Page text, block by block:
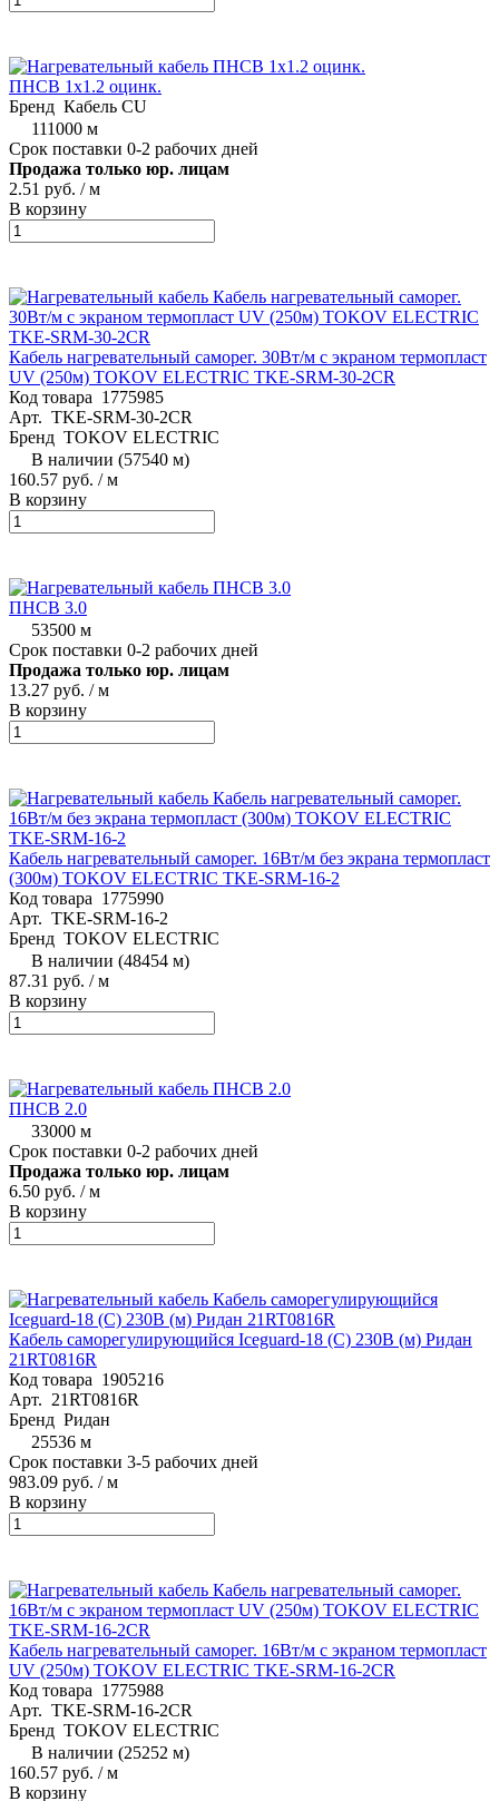
ПНСВ 1х1.2 оцинк.
Бренд Кабель CU
111000 м
Срок поставки 0-2 рабочих дней
Продажа только юр. лицам
2.51 руб. / м
В корзину
Кабель нагревательный саморег. 30Вт/м с экраном термопласт
UV (250м) TOKOV ELECTRIC TKE-SRM-30-2CR
Код товара 1775985
Арт. TKE-SRM-30-2CR
Бренд TOKOV ELECTRIC
В наличии (57540 м)
160.57 руб. / м
В корзину
ПНСВ 3.0
53500 м
Срок поставки 0-2 рабочих дней
Продажа только юр. лицам
13.27 руб. / м
В корзину
Кабель нагревательный саморег. 16Вт/м без экрана термопласт
(300м) TOKOV ELECTRIC TKE-SRM-16-2
Код товара 1775990
Арт. TKE-SRM-16-2
Бренд TOKOV ELECTRIC
В наличии (48454 м)
87.31 руб. / м
В корзину
ПНСВ 2.0
33000 м
Срок поставки 0-2 рабочих дней
Продажа только юр. лицам
6.50 руб. / м
В корзину
Кабель саморегулирующийся Iceguard-18 (С) 230В (м) Ридан
21RT0816R
Код товара 1905216
Арт. 21RT0816R
Бренд Ридан
25536 м
Срок поставки 3-5 рабочих дней
983.09 руб. / м
В корзину
Кабель нагревательный саморег. 16Вт/м с экраном термопласт
UV (250м) TOKOV ELECTRIC TKE-SRM-16-2CR
Код товара 1775988
Арт. TKE-SRM-16-2CR
Бренд TOKOV ELECTRIC
В наличии (25252 м)
160.57 руб. / м
В корзину